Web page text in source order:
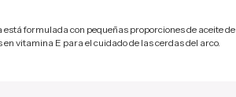
está formulada con pequeñas proporciones de aceite de
en vitamina E para el cuidado de las cerdas del arco.